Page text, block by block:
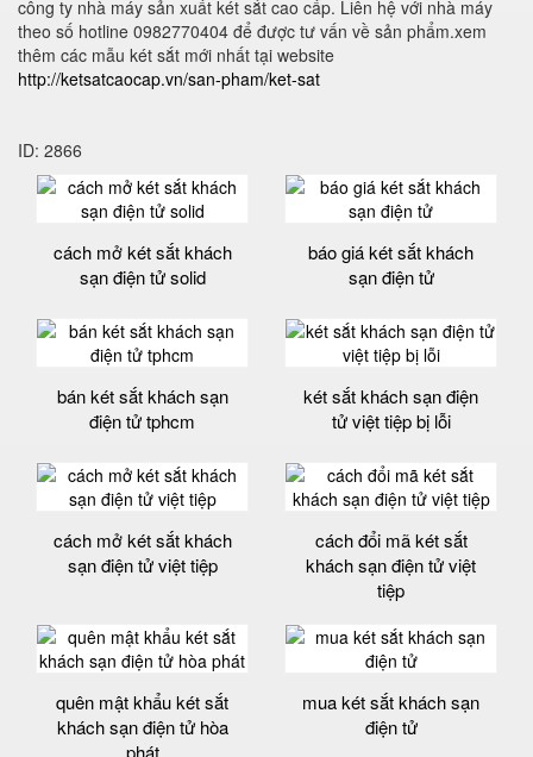
công ty nhà máy sản xuất két sắt cao cấp. Liên hệ với nhà máy
theo số hotline 0982770404 để được tư vấn về sản phẩm.xem
thêm các mẫu két sắt mới nhất tại website
http://ketsatcaocap.vn/san-pham/ket-sat
ID: 2866
cách mở két sắt khách
sạn điện tử solid
báo giá két sắt khách
sạn điện tử
bán két sắt khách sạn
điện tử tphcm
két sắt khách sạn điện
tử việt tiệp bị lỗi
cách mở két sắt khách
sạn điện tử việt tiệp
cách đổi mã két sắt
khách sạn điện tử việt
tiệp
quên mật khẩu két sắt
khách sạn điện tử hòa
phát
mua két sắt khách sạn
điện tử